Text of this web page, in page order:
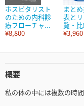
ホスピタリスト
のための内科診
療フローチャ...
¥8,800
まと
表と
覧・
¥3,960
概要
私の体の中には複数の時間